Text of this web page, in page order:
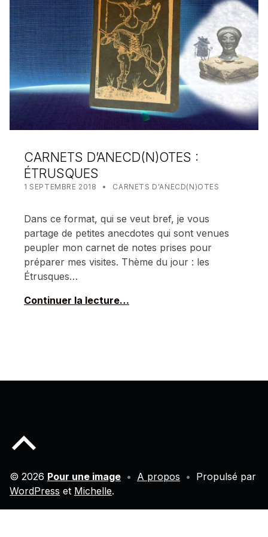
CARNETS D’ANECD(N)OTES :
ÉTRUSQUES
POSTED ON:
1 SEPTEMBRE 2018 WRITTEN BY:
MEALIN
CATEGORIZED IN:
CARNETS D'ANECD(N)OTES
Dans ce format, qui se veut bref, je vous
partage de petites anecdotes qui sont venues
peupler mon carnet de notes prises pour
préparer mes visites. Thème du jour : les
Étrusques…
Continuer la lecture…
© 2026 Pour une image • A propos • Propulsé par
WordPress et Michelle.